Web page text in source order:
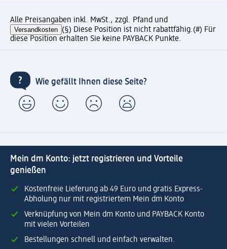
Alle Preisangaben inkl. MwSt., zzgl. Pfand und
Versandkosten (§) Diese Position ist nicht rabattfähig.(#) Für
diese Position erhalten Sie keine PAYBACK Punkte.
Wie gefällt Ihnen diese Seite?
Mein dm Konto: jetzt registrieren und Vorteile
genießen
Kostenfreie Lieferung ab 49 Euro und gratis Express-
Abholung nur mit registriertem Mein dm Konto
Verknüpfung von Mein dm Konto und PAYBACK Konto
mit vielen Vorteilen
Bestellungen schnell und einfach verwalten.